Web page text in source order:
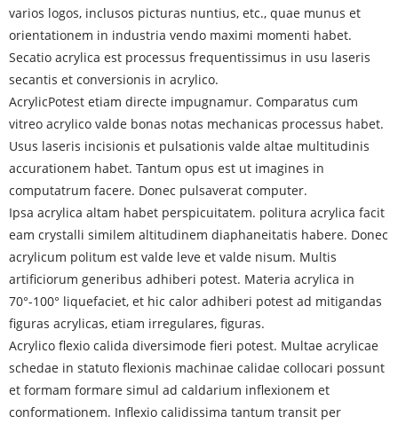
varios logos, inclusos picturas nuntius, etc., quae munus et
orientationem in industria vendo maximi momenti habet.
Secatio acrylica est processus frequentissimus in usu laseris
secantis et conversionis in acrylico.
AcrylicPotest etiam directe impugnamur. Comparatus cum
vitreo acrylico valde bonas notas mechanicas processus habet.
Usus laseris incisionis et pulsationis valde altae multitudinis
accurationem habet. Tantum opus est ut imagines in
computatrum facere. Donec pulsaverat computer.
Ipsa acrylica altam habet perspicuitatem. politura acrylica facit
eam crystalli similem altitudinem diaphaneitatis habere. Donec
acrylicum politum est valde leve et valde nisum. Multis
artificiorum generibus adhiberi potest. Materia acrylica in
70°-100° liquefaciet, et hic calor adhiberi potest ad mitigandas
figuras acrylicas, etiam irregulares, figuras.
Acrylico flexio calida diversimode fieri potest. Multae acrylicae
schedae in statuto flexionis machinae calidae collocari possunt
et formam formare simul ad caldarium inflexionem et
conformationem. Inflexio calidissima tantum transit per